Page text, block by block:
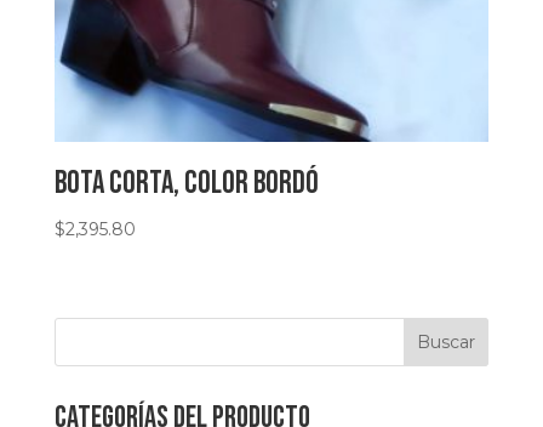
Bota corta, color bordó
$2,395.80
Categorías del producto